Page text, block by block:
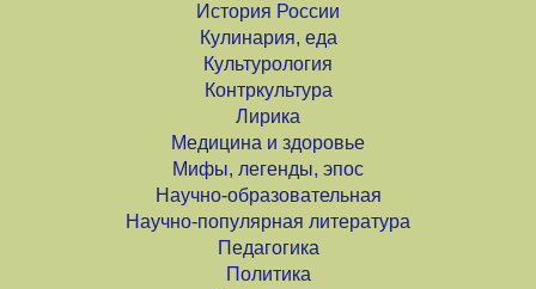
История России
Кулинария, еда
Культурология
Контркультура
Лирика
Медицина и здоровье
Мифы, легенды, эпос
Научно-образовательная
Научно-популярная литература
Педагогика
Политика